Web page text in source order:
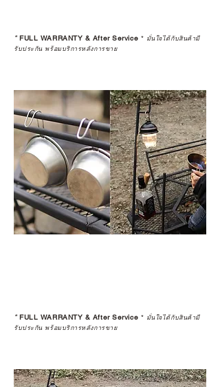
*FULL WARRANTY & After Service * มั่นใจได้กับสินค้ามี
รับประกัน พร้อมบริการหลังการขาย
*FULL WARRANTY & After Service * มั่นใจได้กับสินค้ามี
รับประกัน พร้อมบริการหลังการขาย